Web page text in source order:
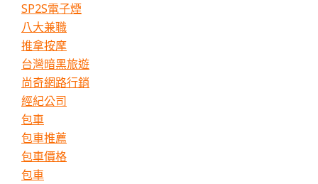
SP2S電子煙
八大兼職
推拿按摩
台灣暗黑旅遊
尚奇網路行銷
經紀公司
包車
包車推薦
包車價格
包車